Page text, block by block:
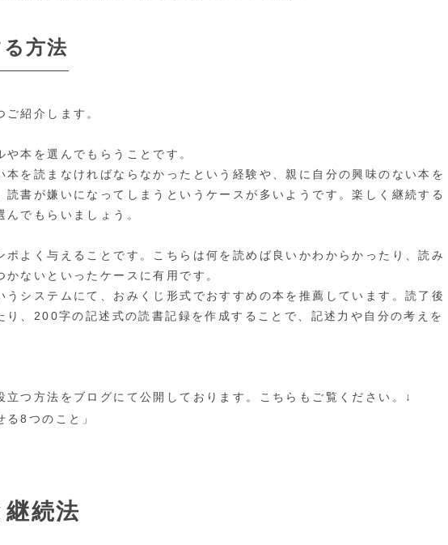
方法
紹介します。
本を選んでもらうことです。
本を読まなければならなかったという経験や、親に自分の興味のない本を
書が嫌いになってしまうというケースが多いようです。楽しく継続する
でもらいましょう。
ポよく与えることです。こちらは何を読めば良いかわからかったり、読み
ないといったケースに有用です。
うシステムにて、おみくじ形式でおすすめの本を推薦しています。読了後
り、200字の記述式の読書記録を作成することで、記述力や自分の考えを
つ方法をブログにて公開しております。こちらもご覧ください。↓
る8つのこと」
続法